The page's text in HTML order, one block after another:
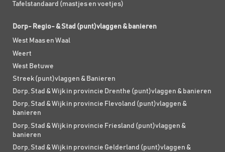
Tafelstandaard (mastjes en voetjes)
Dorp- Regio- & Stad (punt)vlaggen & banieren
West Maas en Waal
Weert
West Betuwe
Streek (punt)vlaggen & Banieren
Dorp, Stad & Wijk in provincie Drenthe (punt)vlaggen & banieren
Dorp, Stad & Wijk in provincie Flevoland (punt)vlaggen &
banieren
Dorp, Stad & Wijk in provincie Friesland (punt)vlaggen &
banieren
Dorp, Stad & Wijk in provincie Gelderland (punt)vlaggen &